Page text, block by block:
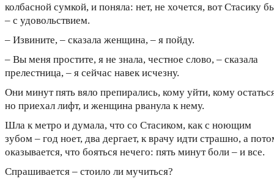
колбасной сумкой, и поняла: нет, не хочется, вот Стасику
– с удовольствием.
– Извините, – сказала женщина, – я пойду.
– Вы меня простите, я не знала, честное слово, – сказала
прелестница, – я сейчас навек исчезну.
Они минут пять вяло препирались, кому уйти, кому
но приехал лифт, и женщина рванула к нему.
Шла к метро и думала, что со Стасиком, как с ноющим
зубом – год ноет, два дергает, к врачу идти страшно, а
оказывается, что бояться нечего: пять минут боли – и все.
Спрашивается – стоило ли мучиться?